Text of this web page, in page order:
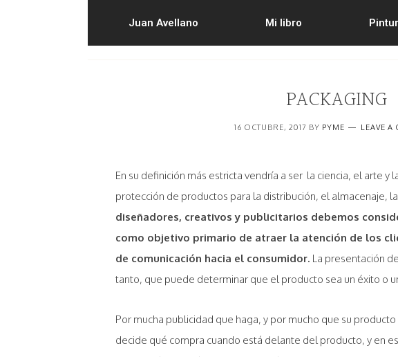
Juan Avellano Mi libro
PACKAGING
16 OCTUBRE, 2017 BY PYME LEAVE A
En su definición más estricta vendría a ser la ciencia, el arte y
protección de productos para la distribución, el almacenaje,
diseñadores, creativos y publicitarios debemos
como objetivo primario de atraer la atención de los
de comunicación hacia el consumidor. La presentación
tanto, que puede determinar que el producto sea un éxito o
Por mucha publicidad que haga, y por mucho que su
decide qué compra cuando está delante del producto, y en